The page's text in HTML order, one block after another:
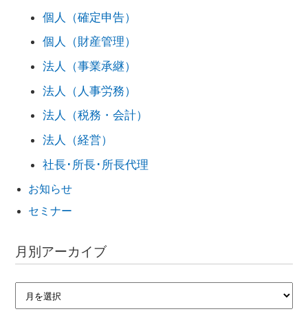
個人（確定申告）
個人（財産管理）
法人（事業承継）
法人（人事労務）
法人（税務・会計）
法人（経営）
社長･所長･所長代理
お知らせ
セミナー
月別アーカイブ